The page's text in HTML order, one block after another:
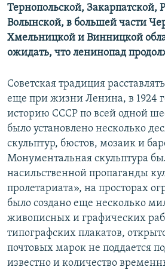
Тернопольской, Закарпатской,
Волынской, в большей части
Хмельницкой и Винницкой
ожидать, что ленинопад
Советская традиция
еще при жизни Ленина, в 1924
историю СССР по всей одной
было установлено несколько
скульптур, бюстов, мозаик и
Монументальная скульптура
насильственной пропаганды
пролетариата», на просторах
было создано еще несколько
живописных и графических
типографских плакатов,
почтовых марок не поддается
известно и количество